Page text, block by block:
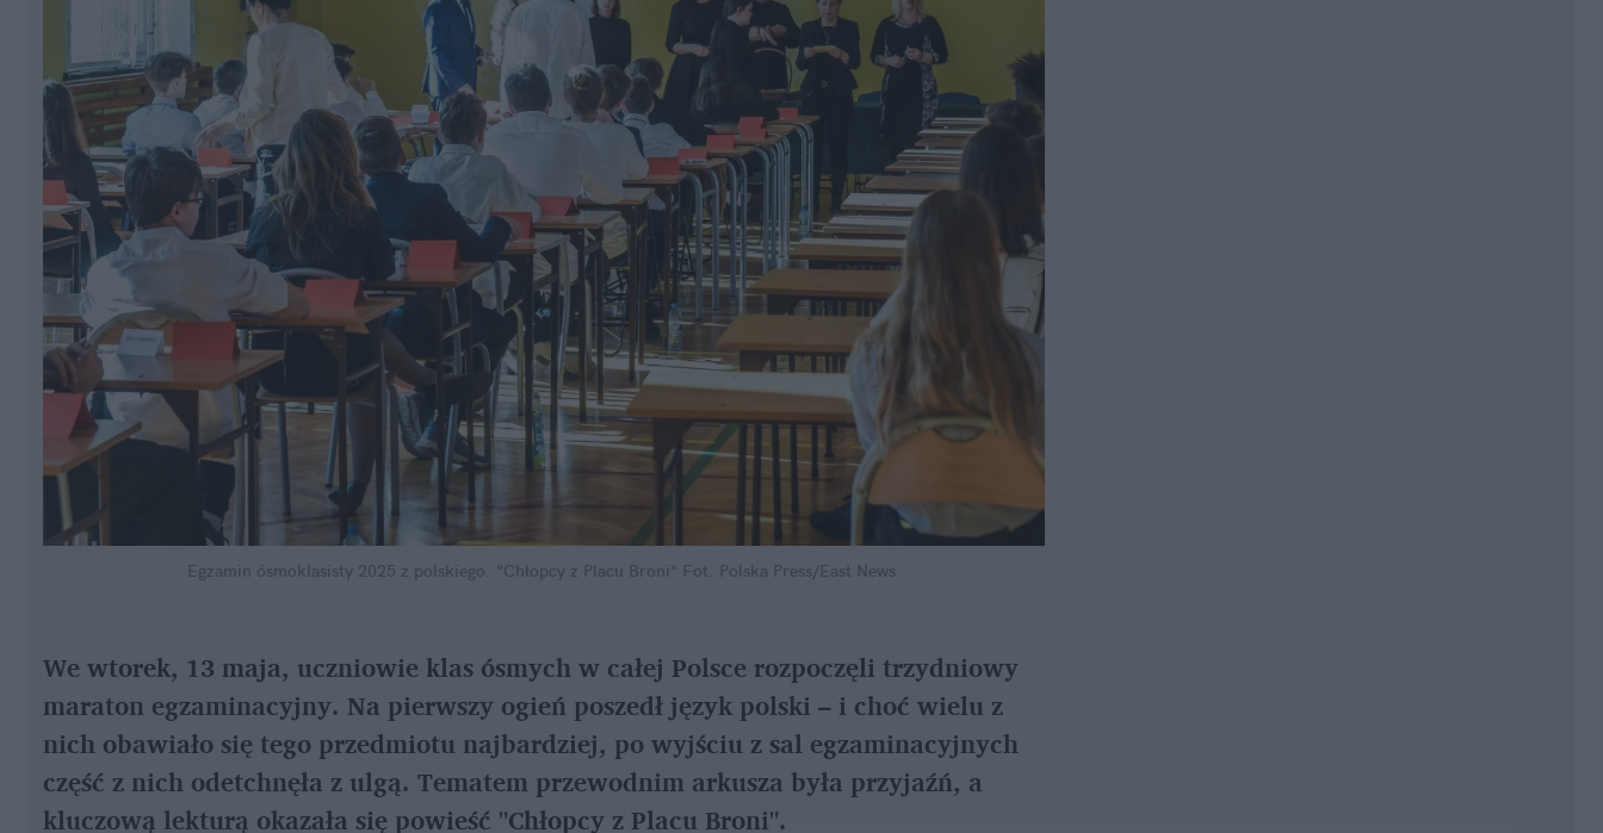
Egzamin ósmoklasisty 2025 z polskiego. "Chłopcy z Placu Broni" Fot. Polska Press/East News
We wtorek, 13 maja, uczniowie klas ósmych w całej Polsce rozpoczęli trzydniowy
maraton egzaminacyjny. Na pierwszy ogień poszedł język polski – i choć wielu z
nich obawiało się tego przedmiotu najbardziej, po wyjściu z sal egzaminacyjnych
część z nich odetchnęła z ulgą. Tematem przewodnim arkusza była przyjaźń, a
kluczową lekturą okazała się powieść "Chłopcy z Placu Broni".